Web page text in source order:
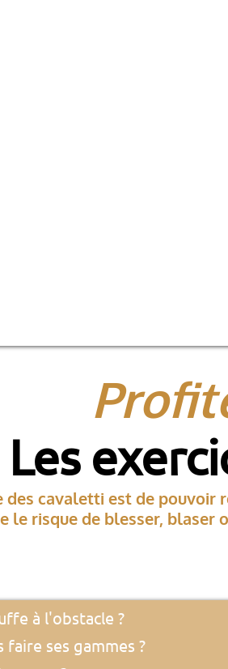
Les
des cavaletti est de
le risque de blesser, blaser
à l'obstacle ?
ses gammes ?